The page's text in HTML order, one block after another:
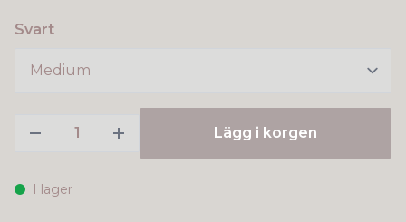
Svart
Lägg i korgen
I lager